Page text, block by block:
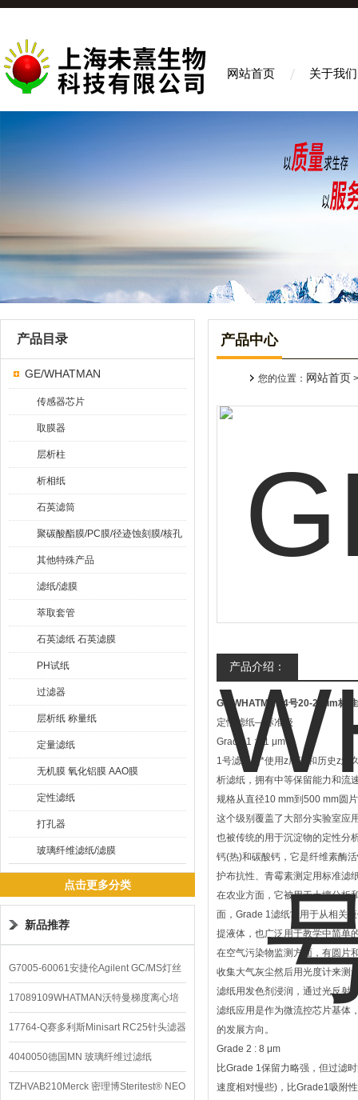
网站首页 关于我们
产品目录
GE/WHATMAN
传感器芯片
取膜器
层析柱
析相纸
石英滤筒
聚碳酸酯膜/PC膜/径迹蚀刻膜/核孔
膜
其他特殊产品
滤纸/滤膜
萃取套管
石英滤纸 石英滤膜
PH试纸
过滤器
层析纸 称量纸
定量滤纸
无机膜 氧化铝膜 AAO膜
定性滤纸
打孔器
玻璃纤维滤纸/滤膜
点击更多分类
新品推荐
G7005-60061安捷伦Agilent GC/MS灯丝
配件
17089109WHATMAN沃特曼梯度离心培
养基
17764-Q赛多利斯Minisart RC25针头滤器
4040050德国MN 玻璃纤维过滤纸
TZHVAB210Merck 密理博Steritest® NEO
产品中心
您的位置： 网站首页
产品介绍：
GE WHATMAN4号20-25um标
定性滤纸―标准级
Grade 1 : 11 μm
1号滤纸是*使用z广泛和历史z悠
析滤纸，拥有中等保留能力和流
规格从直径10 mm到500 mm圆
这个级别覆盖了大部分实验室应
也被传统的用于沉淀物的定性分
钙(热)和碳酸钙，它是纤维素酶
护布抗性、青霉素测定用标准滤
在农业方面，它被用于土壤分析
面，Grade 1滤纸常用于从相关
提液体，也广泛用于教学中简单
在空气污染物监测方面，有圆片
收集大气灰尘然后用光度计来测
滤纸用发色剂浸润，通过光反射
滤纸应用是作为微流控芯片基体
的发展方向。
Grade 2 : 8 μm
比Grade 1保留力略强，但过滤
速度相对慢些)，比Grade1吸附